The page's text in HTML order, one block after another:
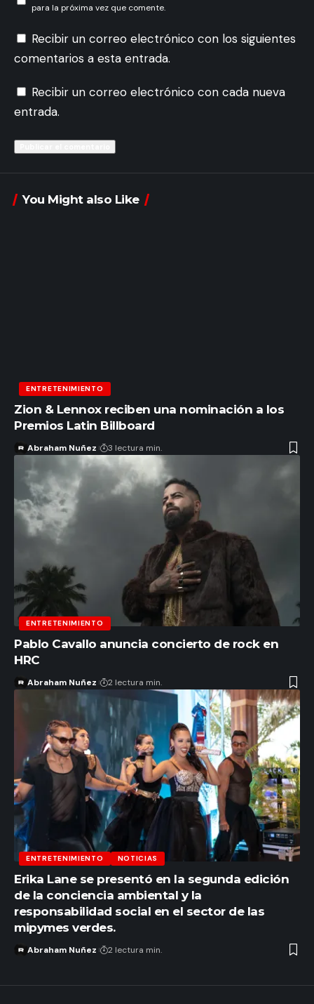
para la próxima vez que comente.
Recibir un correo electrónico con los siguientes
comentarios a esta entrada.
Recibir un correo electrónico con cada nueva
entrada.
You Might also Like
ENTRETENIMIENTO
Zion & Lennox reciben una nominación a los
Premios Latin Billboard
Abraham Nuñez 3 lectura min.
ENTRETENIMIENTO
Pablo Cavallo anuncia concierto de rock en
HRC
Abraham Nuñez 2 lectura min.
ENTRETENIMIENTO NOTICIAS
Erika Lane se presentó en la segunda edición
de la conciencia ambiental y la
responsabilidad social en el sector de las
mipymes verdes.
Abraham Nuñez 2 lectura min.